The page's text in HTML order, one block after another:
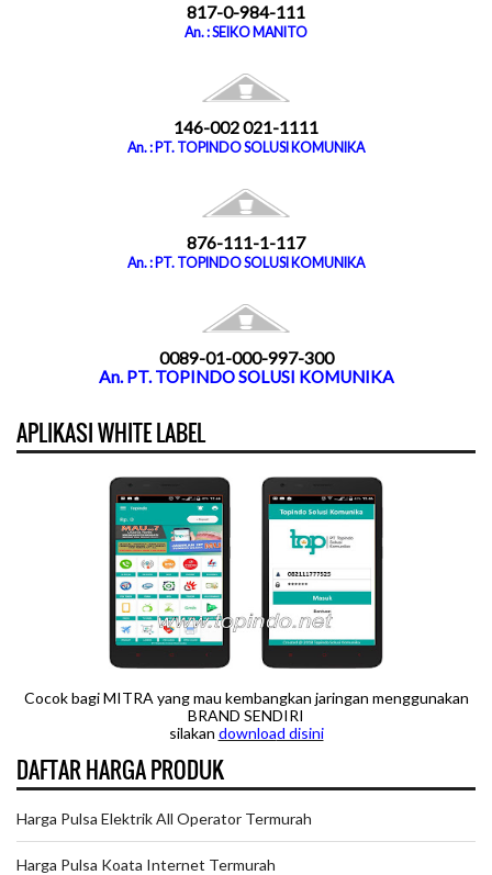
817-0-984-111
An. : SEIKO MANITO
146-002 021-1111
An. : PT. TOPINDO SOLUSI KOMUNIKA
876-111-1-117
An. : PT. TOPINDO SOLUSI KOMUNIKA
0089-01-000-997-300
An. PT. TOPINDO SOLUSI KOMUNIKA
APLIKASI WHITE LABEL
Cocok bagi MITRA yang mau kembangkan jaringan menggunakan
BRAND SENDIRI
silakan download disini
DAFTAR HARGA PRODUK
Harga Pulsa Elektrik All Operator Termurah
Harga Pulsa Koata Internet Termurah